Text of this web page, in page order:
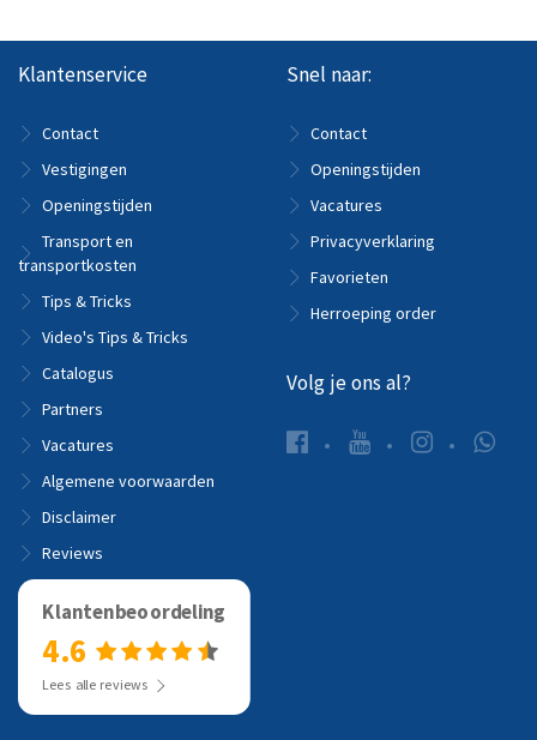
Klantenservice
Contact
Vestigingen
Openingstijden
Transport en
transportkosten
Tips & Tricks
Video's Tips & Tricks
Catalogus
Partners
Vacatures
Algemene voorwaarden
Disclaimer
Reviews
Snel naar:
Contact
Openingstijden
Vacatures
Privacyverklaring
Favorieten
Herroeping order
Volg je ons al?
Klantenbeoordeling
4.6
Lees alle reviews